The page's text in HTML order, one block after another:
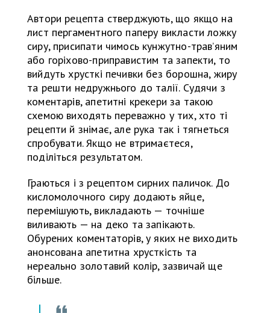
Автори рецепта стверджують, що якщо на
лист пергаментного паперу викласти ложку
сиру, присипати чимось кунжутно-травʼяним
або горіхово-приправистим та запекти, то
вийдуть хрусткі печивки без борошна, жиру
та решти недружнього до талії. Судячи з
коментарів, апетитні крекери за такою
схемою виходять переважно у тих, хто ті
рецепти й знімає, але рука так і тягнеться
спробувати. Якщо не втримаєтеся,
поділіться результатом.
Граються і з рецептом сирних паличок. До
кисломолочного сиру додають яйце,
перемішують, викладають — точніше
виливають — на деко та запікають.
Обурених коментаторів, у яких не виходить
анонсована апетитна хрусткість та
нереально золотавий колір, зазвичай ще
більше.